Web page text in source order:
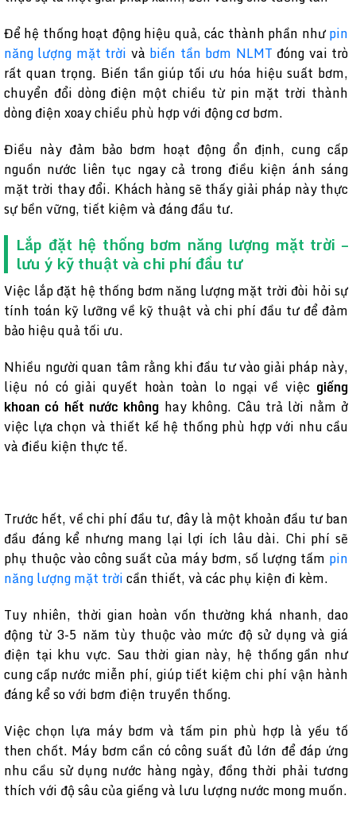
Để hệ thống hoạt động hiệu quả, các thành phần nhưpin
năng lượng mặt trời và biến tần bơm NLMT đóng vai trò
rất quan trọng. Biến tần giúp tối ưu hóa hiệu suất bơm,
chuyển đổi dòng điện một chiều từ pin mặt trời thành
dòng điện xoay chiều phù hợp với động cơ bơm.
Điều này đảm bảo bơm hoạt động ổn định, cung cấp
nguồn nước liên tục ngay cả trong điều kiện ánh sáng
mặt trời thay đổi. Khách hàng sẽ thấy giải pháp này thực
sự bền vững, tiết kiệm và đáng đầu tư.
Lắp đặt hệ thống bơm năng lượng mặt trời –
lưu ý kỹ thuật và chi phí đầu tư
Việc lắp đặt hệ thống bơm năng lượng mặt trời đòi hỏi sự
tính toán kỹ lưỡng về kỹ thuật và chi phí đầu tư để đảm
bảo hiệu quả tối ưu.
Nhiều người quan tâm rằng khi đầu tư vào giải pháp này,
liệu nó có giải quyết hoàn toàn lo ngại về việc giếng
khoan có hết nước không hay không. Câu trả lời nằm ở
việc lựa chọn và thiết kế hệ thống phù hợp với nhu cầu
và điều kiện thực tế.
Trước hết, về chi phí đầu tư, đây là một khoản đầu tư ban
đầu đáng kể nhưng mang lại lợi ích lâu dài. Chi phí sẽ
phụ thuộc vào công suất của máy bơm, số lượng tấm pin
năng lượng mặt trờicần thiết, và các phụ kiện đi kèm.
Tuy nhiên, thời gian hoàn vốn thường khá nhanh, dao
động từ 3-5 năm tùy thuộc vào mức độ sử dụng và giá
điện tại khu vực. Sau thời gian này, hệ thống gần như
cung cấp nước miễn phí, giúp tiết kiệm chi phí vận hành
đáng kể so với bơm điện truyền thống.
Việc chọn lựa máy bơm và tấm pin phù hợp là yếu tố
then chốt. Máy bơm cần có công suất đủ lớn để đáp ứng
nhu cầu sử dụng nước hàng ngày, đồng thời phải tương
thích với độ sâu của giếng và lưu lượng nước mong muốn.